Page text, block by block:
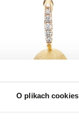
O plikach cookies